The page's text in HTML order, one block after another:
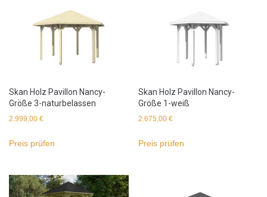
Skan Holz Pavillon Nancy-
Größe 3-naturbelassen
2.999,00 €
Preis prüfen
Skan Holz Pavillon Nancy-
Größe 1-weiß
2.675,00€
Preis prüfen